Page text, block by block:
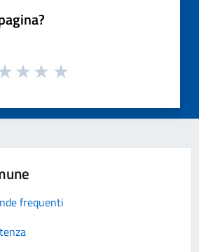
frequenti